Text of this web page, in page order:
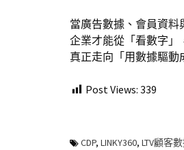
當廣告數據、會員資料
企業才能從「看數字」
真正走向「用數據驅動
Post Views: 339
CDP, LINKY360, LTV顧客